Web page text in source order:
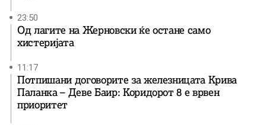
23:50
Од лагите на Жерновски ќе остане само
хистеријата
11:17
Потпишани договорите за железницата Крива
Паланка – Деве Баир: Коридорот 8 е врвен
приоритет